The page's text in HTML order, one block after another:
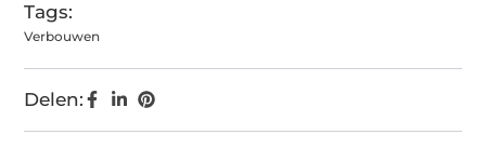
Tags:
Verbouwen
Delen: